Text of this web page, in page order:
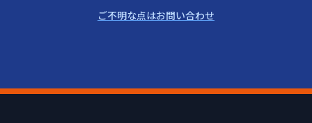
ご不明な点はお問い合わせ